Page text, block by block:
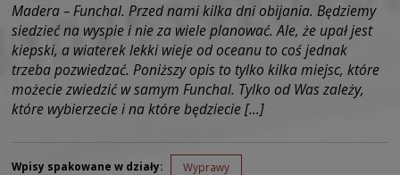
Madera – Funchal. Przed nami kilka dni obijania. Będziemy
siedzieć na wyspie i nie za wiele planować. Ale, że upał jest
kiepski, a wiaterek lekki wieje od oceanu to coś jednak
trzeba pozwiedzać. Poniższy opis to tylko kilka miejsc, które
możecie zwiedzić w samym Funchal. Tylko od Was zależy,
które wybierzecie i na które będziecie […]
Wpisy spakowane w działy: Wyprawy